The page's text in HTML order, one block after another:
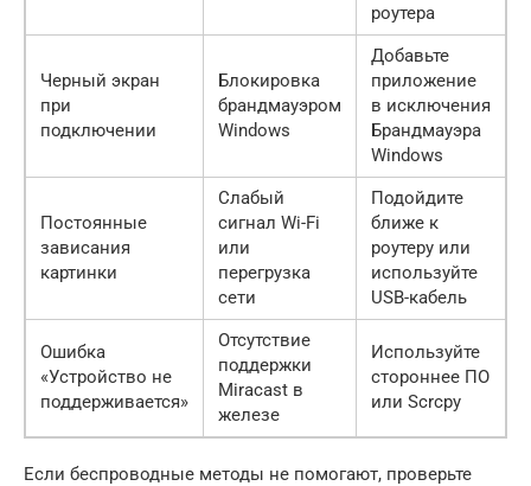
роутера
Черный экран
при
подключении
Блокировка
брандмауэром
Windows
Добавьте
приложение
в исключения
Брандмауэра
Windows
Постоянные
зависания
картинки
Слабый
сигнал Wi-Fi
или
перегрузка
сети
Подойдите
ближе к
роутеру или
используйте
USB-кабель
Ошибка
«Устройство не
поддерживается»
Отсутствие
поддержки
Miracast в
железе
Используйте
стороннее ПО
или Scrcpy
Если беспроводные методы не помогают, проверьте